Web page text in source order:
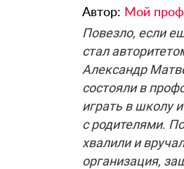
Автор: Мой
Повезло, если
стал
Александр
состояли в
играть в школу
с родителями.
хвалили и
организация,